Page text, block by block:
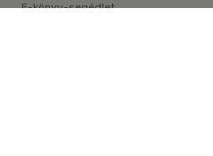
E-könyv-segédlet